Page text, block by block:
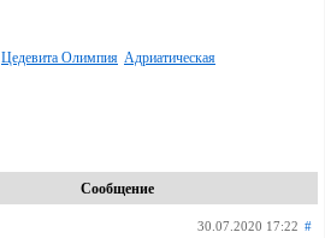
Цедевита Олимпия Адриатическая
Сообщение
30.07.2020 17:22 #